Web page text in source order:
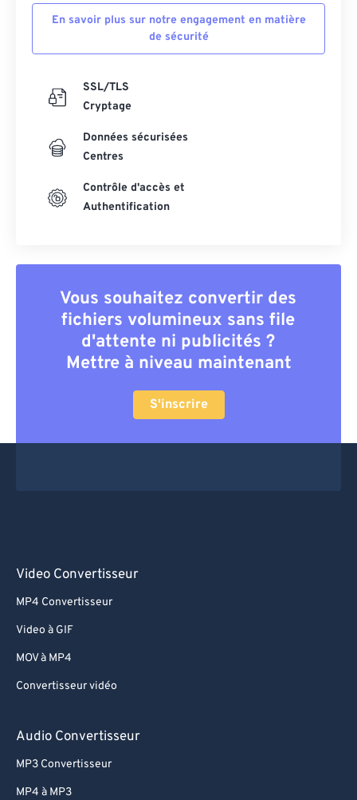
En savoir plus sur notre engagement en matière
de sécurité
SSL/TLS
Cryptage
Données sécurisées
Centres
Contrôle d'accès et
Authentification
Vous souhaitez convertir des
fichiers volumineux sans file
d'attente ni publicités ?
Mettre à niveau maintenant
S'inscrire
Video Convertisseur
MP4 Convertisseur
Video à GIF
MOV à MP4
Convertisseur vidéo
Audio Convertisseur
MP3 Convertisseur
MP4 à MP3